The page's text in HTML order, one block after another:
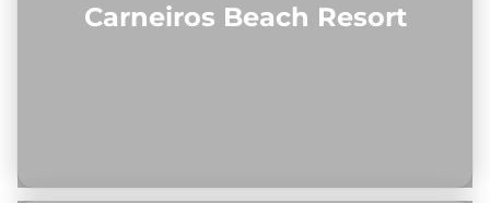
Carneiros Beach Resort